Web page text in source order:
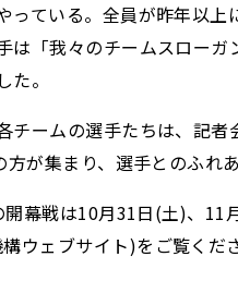
っている。全員が昨年以
は「我々のチームスロー
。
チームの選手たちは、記
が集まり、選手とのふれ
幕戦は10月31日(土)、11
ウェブサイト)をご覧くだ